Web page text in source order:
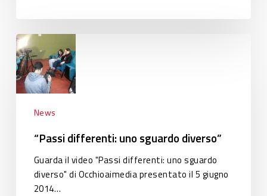
“Passi
differenti:
uno
sguardo
diverso”
News
“Passi differenti: uno sguardo diverso”
Guarda il video "Passi differenti: uno sguardo
diverso" di Occhioaimedia presentato il 5 giugno
2014…